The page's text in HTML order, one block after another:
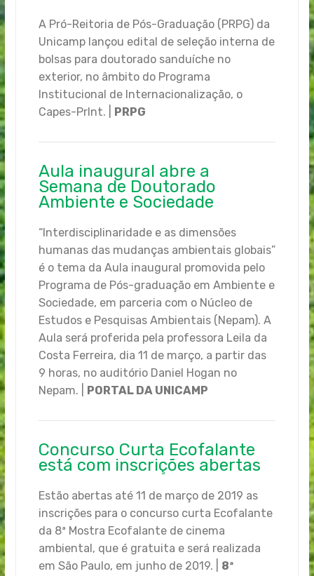
A Pró-Reitoria de Pós-Graduação (PRPG) da
Unicamp lançou edital de seleção interna de
bolsas para doutorado sanduíche no
exterior, no âmbito do Programa
Institucional de Internacionalização, o
Capes-PrInt. | PRPG
Aula inaugural abre a
Semana de Doutorado
Ambiente e Sociedade
“Interdisciplinaridade e as dimensões
humanas das mudanças ambientais globais”
é o tema da Aula inaugural promovida pelo
Programa de Pós-graduação em Ambiente e
Sociedade, em parceria com o Núcleo de
Estudos e Pesquisas Ambientais (Nepam). A
Aula será proferida pela professora Leila da
Costa Ferreira, dia 11 de março, a partir das
9 horas, no auditório Daniel Hogan no
Nepam. | PORTAL DA UNICAMP
Concurso Curta Ecofalante
está com inscrições abertas
Estão abertas até 11 de março de 2019 as
inscrições para o concurso curta Ecofalante
da 8ª Mostra Ecofalante de cinema
ambiental, que é gratuita e será realizada
em São Paulo, em junho de 2019. | 8ª